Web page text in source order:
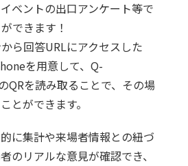
ベントの出口アンケート等で
できます！
ら回答URLにアクセスした
を用意して、Q-
QRを読み取ることで、その場
とができます。
に集計や来場者情報との紐づ
のリアルな意見が確認でき、